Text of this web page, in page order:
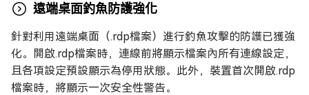
遠端桌面釣魚防護強化
針對利用遠端桌面（.rdp檔案）進行釣魚攻擊的防護已獲強
化。開啟.rdp檔案時，連線前將顯示檔案內所有連線設定，
且各項設定預設顯示為停用狀態。此外，裝置首次開啟.rdp
檔案時，將顯示一次安全性警告。